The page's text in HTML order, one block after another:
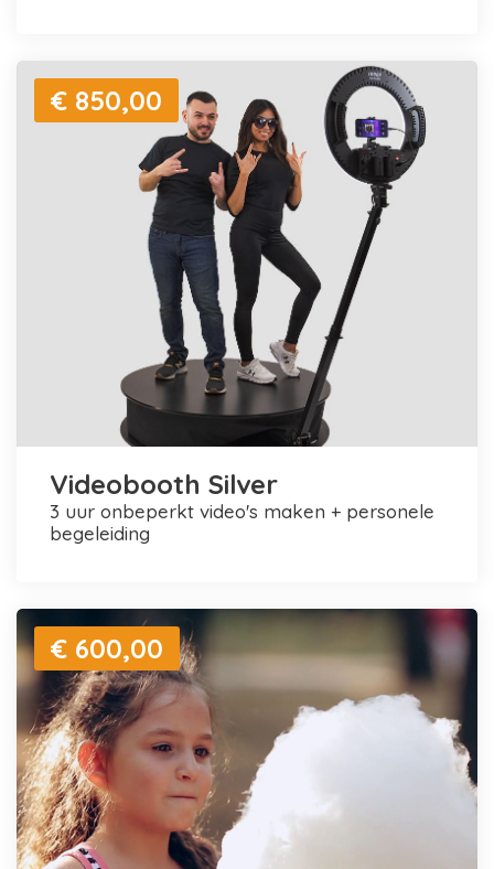
€ 850,00
Videobooth Silver
3 uur onbeperkt video's maken + personele
begeleiding
€ 600,00